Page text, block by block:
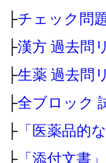
├チェック問
├漢方 過去問
├生薬 過去問
├全ブロック
├ 「医薬品的
├ 「添付文書